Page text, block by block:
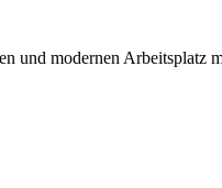
und modernen Arbeitsplatz